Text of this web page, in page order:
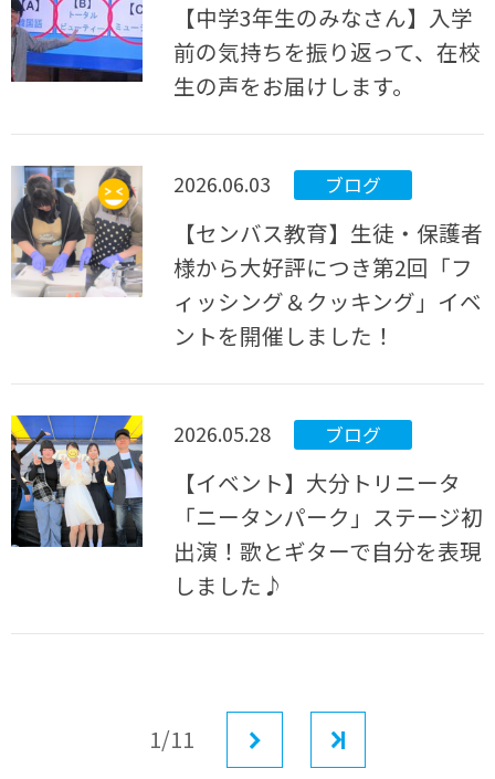
【中学3年生のみなさん】入学
前の気持ちを振り返って、在校
生の声をお届けします。
2026.06.03 ブログ
【センバス教育】生徒・保護者
様から大好評につき第2回「フ
ィッシング＆クッキング」イベ
ントを開催しました！
2026.05.28 ブログ
【イベント】大分トリニータ
「ニータンパーク」ステージ初
出演！歌とギターで自分を表現
しました♪
1/11